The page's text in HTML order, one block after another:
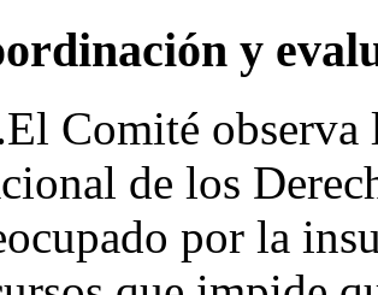
y
Comité
de los
por la